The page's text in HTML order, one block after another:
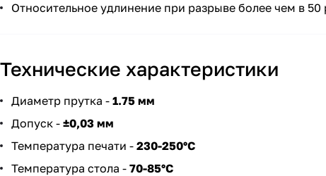
Относительное удлинение при разрыве более чем в
Технические характеристики
Диаметр прутка - 1.75 мм
Допуск - ±0,03 мм
Температура печати - 230-250°C
Температура стола - 70-85°C